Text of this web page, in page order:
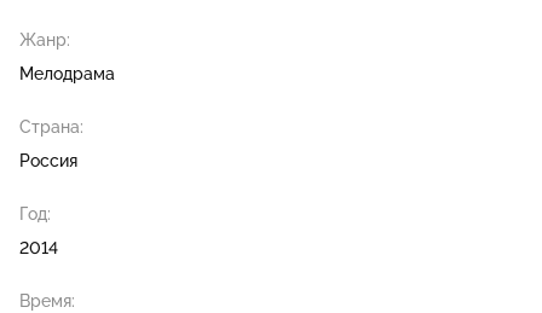
Жанр:
Мелодрама
Страна:
Россия
Год:
2014
Время: